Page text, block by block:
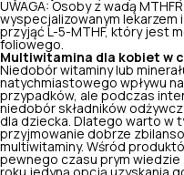
UWAGA: Osoby z wadą MTHFR
wyspecjalizowanym
przyjąć L-5-MTHF, który jest
foliowego.
Multiwitamina dla kobiet w
Niedobór witaminy lub
natychmiastowego wpływu
przypadków, ale podczas
niedobór składników
dla dziecka. Dlatego warto w
przyjmowanie dobrze
multiwitaminy. Wśród
pewnego czasu prym wiedzie
roku jedyną opcją uzyskania